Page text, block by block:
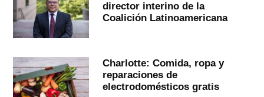
director interino de la
Coalición Latinoamericana
Charlotte: Comida, ropa y
reparaciones de
electrodomésticos gratis